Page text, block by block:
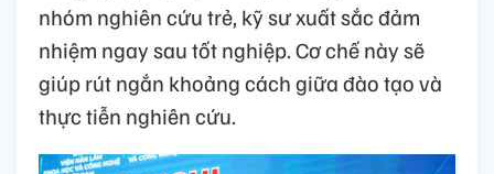
nhóm nghiên cứu trẻ, kỹ sư xuất sắc đảm
nhiệm ngay sau tốt nghiệp. Cơ chế này sẽ
giúp rút ngắn khoảng cách giữa đào tạo và
thực tiễn nghiên cứu.